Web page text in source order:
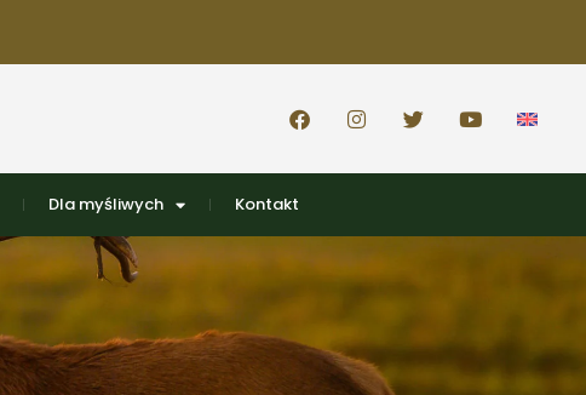
Dla myśliwych Kontakt